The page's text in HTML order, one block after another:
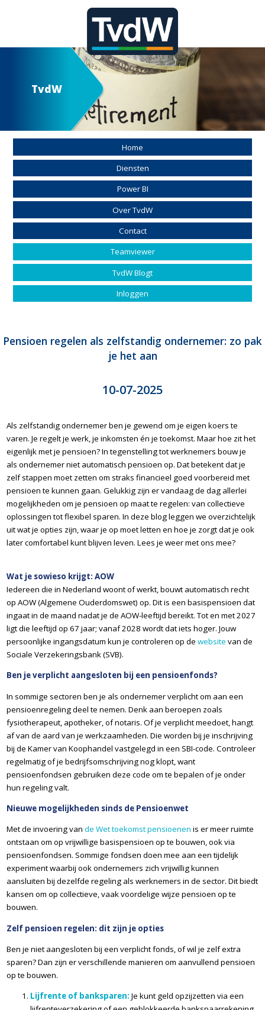
TvdW
Home
Diensten
Power BI
Over TvdW
Contact
Teamviewer
TvdW Blogt
Inloggen
Pensioen regelen als zelfstandig ondernemer: zo pak
je het aan
10-07-2025
Als zelfstandig ondernemer ben je gewend om je eigen koers te
varen. Je regelt je werk, je inkomsten én je toekomst. Maar hoe zit het
eigenlijk met je pensioen? In tegenstelling tot werknemers bouw je
als ondernemer niet automatisch pensioen op. Dat betekent dat je
zelf stappen moet zetten om straks financieel goed voorbereid met
pensioen te kunnen gaan. Gelukkig zijn er vandaag de dag allerlei
mogelijkheden om je pensioen op maat te regelen: van collectieve
oplossingen tot flexibel sparen. In deze blog leggen we overzichtelijk
uit wat je opties zijn, waar je op moet letten en hoe je zorgt dat je ook
later comfortabel kunt blijven leven. Lees je weer met ons mee?
Wat je sowieso krijgt: AOW
Iedereen die in Nederland woont of werkt, bouwt automatisch recht
op AOW (Algemene Ouderdomswet) op. Dit is een basispensioen dat
ingaat in de maand nadat je de AOW-leeftijd bereikt. Tot en met 2027
ligt die leeftijd op 67 jaar; vanaf 2028 wordt dat iets hoger. Jouw
persoonlijke ingangsdatum kun je controleren op dewebsite van de
Sociale Verzekeringsbank (SVB).
Ben je verplicht aangesloten bij een pensioenfonds?
In sommige sectoren ben je als ondernemer verplicht om aan een
pensioenregeling deel te nemen. Denk aan beroepen zoals
fysiotherapeut, apotheker, of notaris. Of je verplicht meedoet, hangt
af van de aard van je werkzaamheden. Die worden bij je inschrijving
bij de Kamer van Koophandel vastgelegd in een SBI-code. Controleer
regelmatig of je bedrijfsomschrijving nog klopt, want
pensioenfondsen gebruiken deze code om te bepalen of je onder
hun regeling valt.
Nieuwe mogelijkheden sinds de Pensioenwet
Met de invoering vande Wet toekomst pensioenen is er meer ruimte
ontstaan om op vrijwillige basispensioen op te bouwen, ook via
pensioenfondsen. Sommige fondsen doen mee aan een tijdelijk
experiment waarbij ook ondernemers zich vrijwillig kunnen
aansluiten bij dezelfde regeling als werknemers in de sector. Dit biedt
kansen om op collectieve, vaak voordelige wijze pensioen op te
bouwen.
Zelf pensioen regelen: dit zijn je opties
Ben je niet aangesloten bij een verplicht fonds, of wil je zelf extra
sparen? Dan zijn er verschillende manieren om aanvullend pensioen
op te bouwen.
Lijfrente of banksparen:Je kunt geld opzijzetten via een